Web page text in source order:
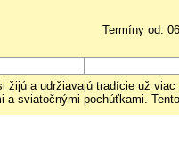
Termíny od:
a udržiavajú tradície už
sviatočnými pochúťkami.